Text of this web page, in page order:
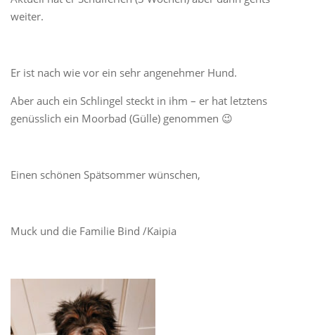
weiter.
Er ist nach wie vor ein sehr angenehmer Hund.
Aber auch ein Schlingel steckt in ihm – er hat letztens
genüsslich ein Moorbad (Gülle) genommen 😉
Einen schönen Spätsommer wünschen,
Muck und die Familie Bind /Kaipia